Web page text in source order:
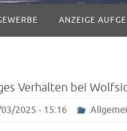
ANZEIGE
Verhalten bei
2025 - 15:16